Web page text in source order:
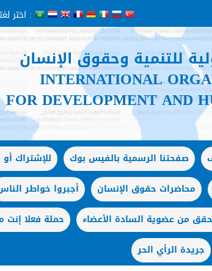
اختر لغتك :
للتنمية وحقوق الإنسان
INTERNATIONAL
FOR DEVELOPMENT AND
صفحتنا الرسمية بالفيس بوك
للإشتراك أو
محاضرات حقوق الإنسان
أجبروا خواطر
من عضوية السادة الأعضاء
حملة فعلا
جريدة الرأي الحر